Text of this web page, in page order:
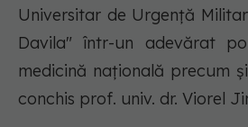
Universitar de Urgență
Davila" într-un adevărat
medicină națională precum
conchis prof. univ. dr. Viorel